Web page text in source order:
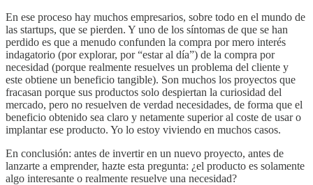
En ese proceso hay muchos empresarios, sobre todo en el mundo de
las startups, que se pierden. Y uno de los síntomas de que se han
perdido es que a menudo confunden la compra por mero interés
indagatorio (por explorar, por “estar al día”) de la compra por
necesidad (porque realmente resuelves un problema del cliente y
este obtiene un beneficio tangible). Son muchos los proyectos que
fracasan porque sus productos solo despiertan la curiosidad del
mercado, pero no resuelven de verdad necesidades, de forma que el
beneficio obtenido sea claro y netamente superior al coste de usar o
implantar ese producto. Yo lo estoy viviendo en muchos casos.
En conclusión: antes de invertir en un nuevo proyecto, antes de
lanzarte a emprender, hazte esta pregunta: ¿el producto es solamente
algo interesante o realmente resuelve una necesidad?